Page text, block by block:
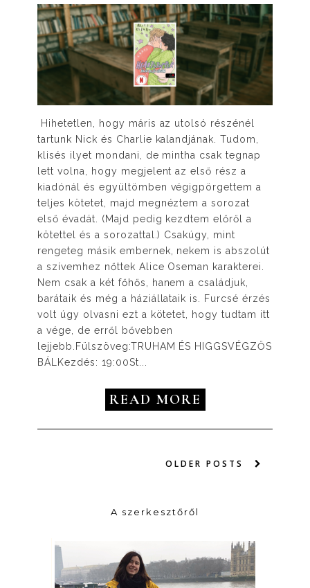
Hihetetlen, hogy máris az utolsó részénél
tartunk Nick és Charlie kalandjának. Tudom,
klisés ilyet mondani, de mintha csak tegnap
lett volna, hogy megjelent az első rész a
kiadónál és együltömben végigpörgettem a
teljes kötetet, majd megnéztem a sorozat
első évadát. (Majd pedig kezdtem előről a
kötettel és a sorozattal.) Csakúgy, mint
rengeteg másik embernek, nekem is abszolút
a szívemhez nőttek Alice Oseman karakterei.
Nem csak a két főhős, hanem a családjuk,
barátaik és még a háziállataik is. Furcsé érzés
volt úgy olvasni ezt a kötetet, hogy tudtam itt
a vége, de erről bővebben
lejjebb.Fülszöveg:TRUHAM ÉS HIGGSVÉGZŐS
BÁLKezdés: 19:00St...
READ MORE
OLDER POSTS
A szerkesztőről